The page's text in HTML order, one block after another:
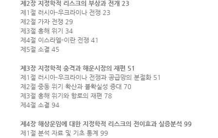
제2장 지정학적 리스크의 부상과 전개 23
제1절 러시아-우크라이나 전쟁 23
제2절 가자 전쟁 29
제3절 홍해 위기 34
제4절 이스라엘-이란 전쟁 41
제5절 소결 45
제3장 지정학적 충격과 해운시장의 재편 51
제1절 러시아-우크라이나 전쟁과 공급망의 분절화 51
제2절 중동 위기 확산과 불확실성 증대 70
제3절 홍해 위기와 항로의 재편 78
제4절 소결 94
제4장 해상운임에 대한 지정학적 리스크의 전이효과 실증분석 99
제1절 분석 자료 및 기초 통계 99